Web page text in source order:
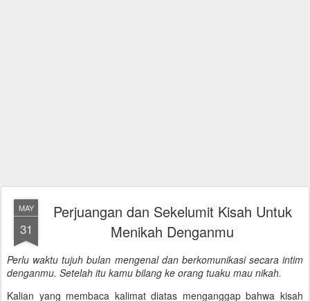
MAY
31
Perjuangan dan Sekelumit Kisah Untuk
Menikah Denganmu
Perlu waktu tujuh bulan mengenal dan berkomunikasi secara intim
denganmu. Setelah itu kamu bilang ke orang tuaku mau nikah.
Kalian yang membaca kalimat diatas menganggap bahwa kisah